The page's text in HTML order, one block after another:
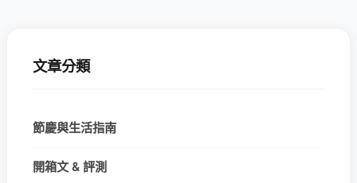
文章分類
節慶與生活指南
開箱文 & 評測